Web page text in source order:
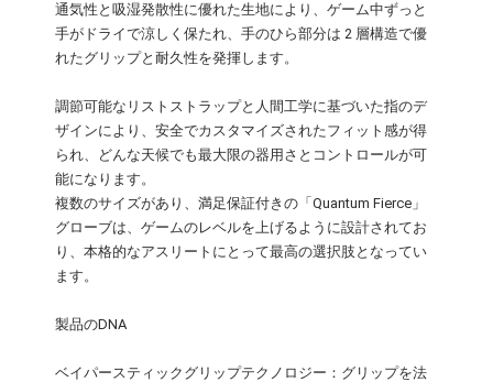
通気性と吸湿発散性に優れた生地により、ゲーム中ずっと
手がドライで涼しく保たれ、手のひら部分は 2 層構造で優
れたグリップと耐久性を発揮します。
調節可能なリストストラップと人間工学に基づいた指のデ
ザインにより、安全でカスタマイズされたフィット感が得
られ、どんな天候でも最大限の器用さとコントロールが可
能になります。
複数のサイズがあり、満足保証付きの「Quantum Fierce」
グローブは、ゲームのレベルを上げるように設計されてお
り、本格的なアスリートにとって最高の選択肢となってい
ます。
製品のDNA
ベイパースティックグリップテクノロジー：グリップを法